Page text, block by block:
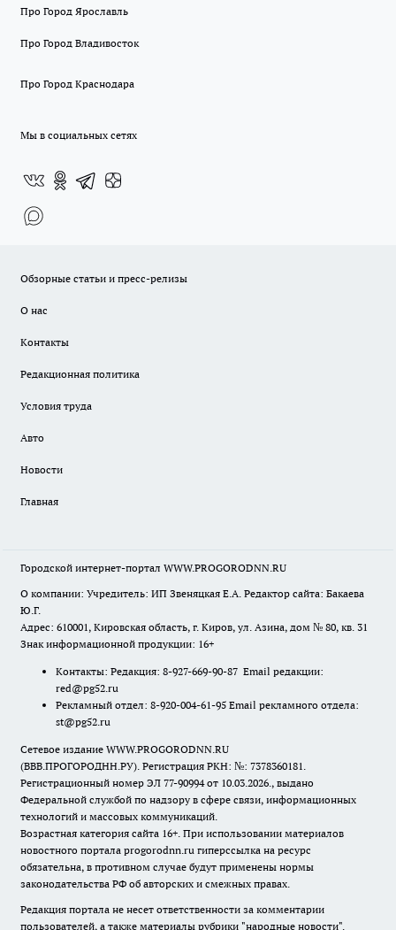
Про Город Ярославль
Про Город Владивосток
Про Город Краснодара
Мы в социальных сетях
Обзорные статьи и пресс-релизы
О нас
Контакты
Редакционная политика
Условия труда
Авто
Новости
Главная
Городской интернет-портал WWW.PROGORODNN.RU
О компании: Учредитель: ИП Звеняцкая Е.А. Редактор сайта: Бакаева
Ю.Г.
Адрес: 610001, Кировская область, г. Киров, ул. Азина, дом № 80, кв. 31
Знак информационной продукции: 16+
Контакты: Редакция: 8-927-669-90-87 Email редакции:
red@pg52.ru
Рекламный отдел: 8-920-004-61-95 Email рекламного отдела:
st@pg52.ru
Сетевое издание WWW.PROGORODNN.RU
(ВВВ.ПРОГОРОДНН.РУ). Регистрация РКН: №: 7378360181.
Регистрационный номер ЭЛ 77-90994 от 10.03.2026., выдано
Федеральной службой по надзору в сфере связи, информационных
технологий и массовых коммуникаций.
Возрастная категория сайта 16+. При использовании материалов
новостного портала progorodnn.ru гиперссылка на ресурс
обязательна, в противном случае будут применены нормы
законодательства РФ об авторских и смежных правах.
Редакция портала не несет ответственности за комментарии
пользователей, а также материалы рубрики "народные новости".